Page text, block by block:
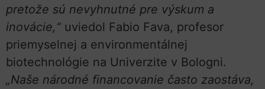
pretože sú nevyhnutné pre výskum a
inovácie,“ uviedol Fabio Fava, profesor
priemyselnej a environmentálnej
biotechnológie na Univerzite v Bologni.
„Naše národné financovanie často zaostáva,